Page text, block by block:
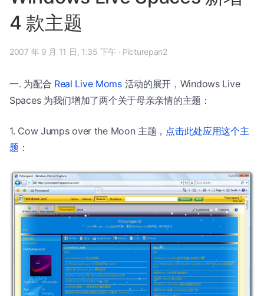
4 款主题
2007 年 9 月 11 日, 1:35 下午 · Picturepan2
一. 为配合 Real Live Moms活动的展开，Windows Live
Spaces 为我们增加了两个关于母亲亲情的主题：
1. Cow Jumps over the Moon 主题， 点击此处应用这个主
题 ：